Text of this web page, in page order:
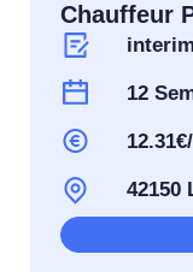
Chauffeur
interim
12
42150